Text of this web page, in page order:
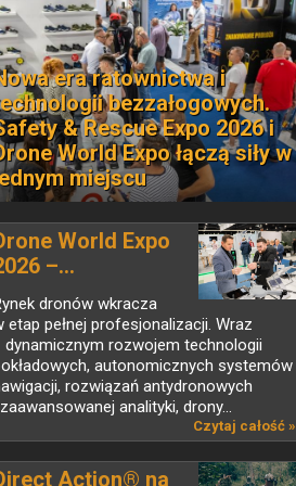
era ratownictwa i
bezzałogowych.
& Rescue Expo 2026 i
World Expo łączą siły w
miejscu
World Expo
–...
dronów wkracza
etap pełnej profesjonalizacji. Wraz
dynamicznym rozwojem technologii
autonomicznych systemów
rozwiązań antydronowych
analityki, drony...
Czytaj całość »
Action® na